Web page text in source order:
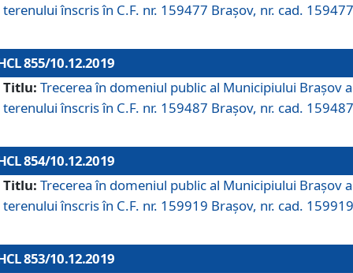
terenului înscris în C.F. nr. 159477 Brașov, nr. cad.
855/10.12.2019
Titlu: Trecerea în domeniul public al Municipiului Braşov a
terenului înscris în C.F. nr. 159487 Brașov, nr. cad.
854/10.12.2019
Titlu: Trecerea în domeniul public al Municipiului Braşov a
terenului înscris în C.F. nr. 159919 Brașov, nr. cad.
853/10.12.2019